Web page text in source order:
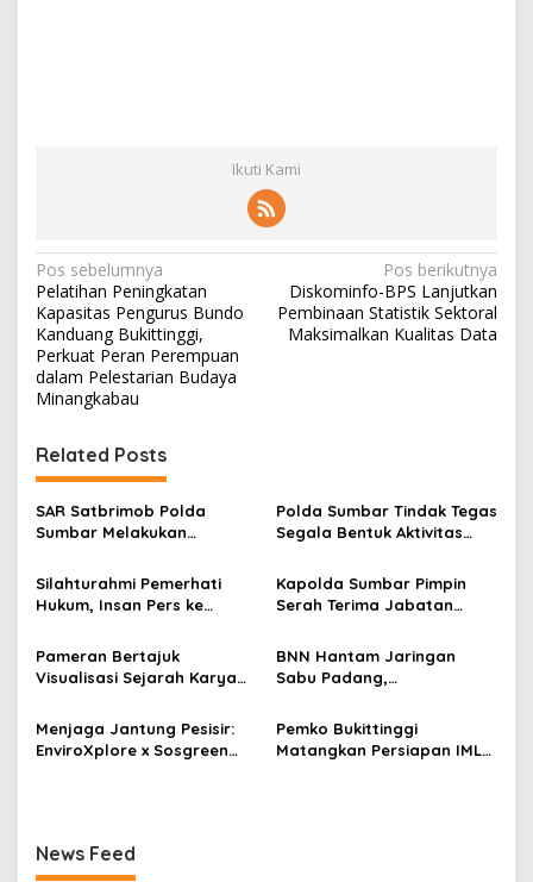
Ikuti Kami
N
a
v
i
g
a
s
i
p
o
s
Pos sebelumnya
Pelatihan Peningkatan
Kapasitas Pengurus Bundo
Kanduang Bukittinggi,
Perkuat Peran Perempuan
dalam Pelestarian Budaya
Minangkabau
Pos berikutnya
Diskominfo-BPS Lanjutkan
Pembinaan Statistik Sektoral
Maksimalkan Kualitas Data
Related Posts
SAR Satbrimob Polda
Sumbar Melakukan
Padang
Polda Sumbar Tindak Tegas
Segala Bentuk Aktivitas
(PETI) yang Merusak
Lingkungan dan Merugikan
Silahturahmi Pemerhati
Hukum, Insan Pers ke
Djati Wiyoto: Semua Sama
Dimata Hukum
Kapolda Sumbar Pimpin
Serah Terima Jabatan
Kapolres Jajaran
Pameran Bertajuk
Visualisasi Sejarah Karya
Ilmu Sejarah Unand
Dipamerkan kepada Publik
BNN Hantam Jaringan
Sabu Padang,
Pemodal Berhasil Diungkap
Menjaga Jantung Pesisir:
EnviroXplore x Sosgreen
Pemko Bukittinggi
Matangkan Persiapan IMLF
News Feed